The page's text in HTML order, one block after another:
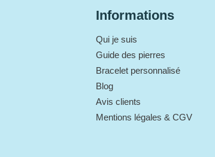
Informations
Qui je suis
Guide des pierres
Bracelet personnalisé
Blog
Avis clients
Mentions légales & CGV